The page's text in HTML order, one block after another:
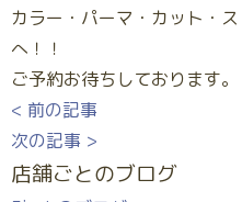
カラー・パーマ・カット・
へ！！
ご予約お待ちしております。
< 前の記事
次の記事 >
店舗ごとのブログ